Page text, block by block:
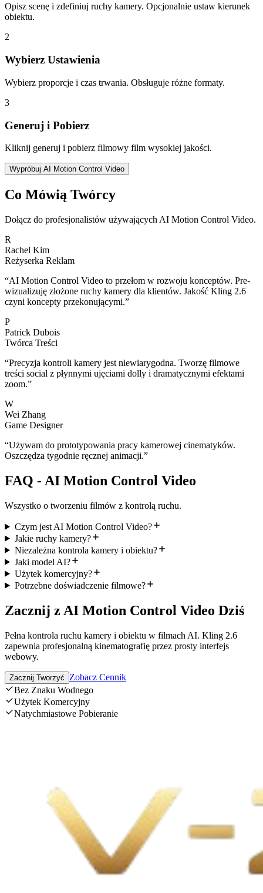
Opisz scenę i zdefiniuj ruchy kamery. Opcjonalnie ustaw kierunek
obiektu.
2
Wybierz Ustawienia
Wybierz proporcje i czas trwania. Obsługuje różne formaty.
3
Generuj i Pobierz
Kliknij generuj i pobierz filmowy film wysokiej jakości.
Wypróbuj AI Motion Control Video
Co Mówią Twórcy
Dołącz do profesjonalistów używających AI Motion Control Video.
R
Rachel Kim
Reżyserka Reklam
“AI Motion Control Video to przełom w rozwoju konceptów. Pre-
wizualizuję złożone ruchy kamery dla klientów. Jakość Kling 2.6
czyni koncepty przekonującymi.”
P
Patrick Dubois
Twórca Treści
“Precyzja kontroli kamery jest niewiarygodna. Tworzę filmowe
treści social z płynnymi ujęciami dolly i dramatycznymi efektami
zoom.”
W
Wei Zhang
Game Designer
“Używam do prototypowania pracy kamerowej cinematyków.
Oszczędza tygodnie ręcznej animacji.”
FAQ - AI Motion Control Video
Wszystko o tworzeniu filmów z kontrolą ruchu.
Czym jest AI Motion Control Video?
Jakie ruchy kamery?
Niezależna kontrola kamery i obiektu?
Jaki model AI?
Użytek komercyjny?
Potrzebne doświadczenie filmowe?
Zacznij z AI Motion Control Video Dziś
Pełna kontrola ruchu kamery i obiektu w filmach AI. Kling 2.6
zapewnia profesjonalną kinematografię przez prosty interfejs
webowy.
Zacznij Tworzyć
Zobacz Cennik
Bez Znaku Wodnego
Użytek Komercyjny
Natychmiastowe Pobieranie